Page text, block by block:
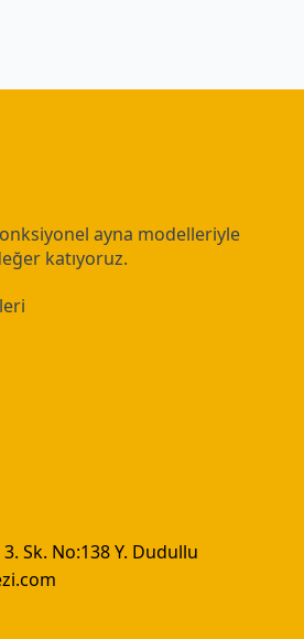
ayna modelleriyle
katıyoruz.
Sk. No:138 Y. Dudullu